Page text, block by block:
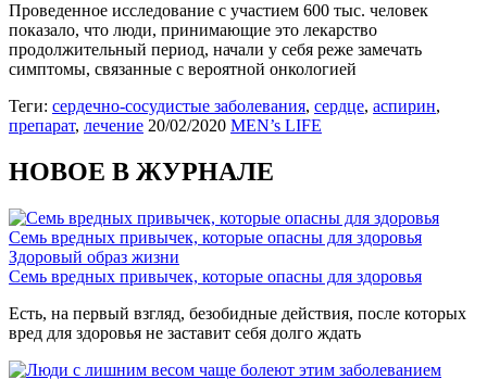
Проведенное исследование с участием 600 тыс. человек
показало, что люди, принимающие это лекарство
продолжительный период, начали у себя реже замечать
симптомы, связанные с вероятной онкологией
Теги: сердечно-сосудистые заболевания, сердце, аспирин,
препарат, лечение 20/02/2020 MEN’s LIFE
НОВОЕ В ЖУРНАЛЕ
Семь вредных привычек, которые опасны для здоровья
Здоровый образ жизни
Семь вредных привычек, которые опасны для здоровья
Есть, на первый взгляд, безобидные действия, после которых
вред для здоровья не заставит себя долго ждать